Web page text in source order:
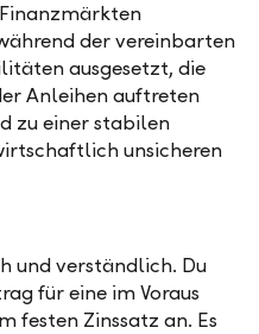
der vereinbarten
ausgesetzt, die
Anleihen auftreten
zu einer stabilen
unsicheren
und verständlich. Du
für eine im Voraus
festen Zinssatz an. Es